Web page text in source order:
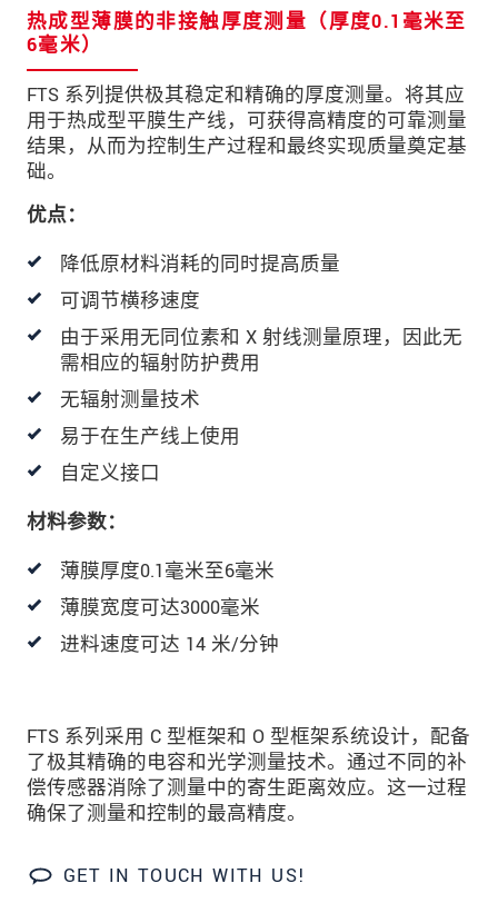
热成型薄膜的非接触厚度测量（厚度0.1毫米至
6毫米）
FTS 系列提供极其稳定和精确的厚度测量。将其应
用于热成型平膜生产线，可获得高精度的可靠测量
结果，从而为控制生产过程和最终实现质量奠定基
础。
优点：
降低原材料消耗的同时提高质量
可调节横移速度
由于采用无同位素和 X 射线测量原理，因此无
需相应的辐射防护费用
无辐射测量技术
易于在生产线上使用
自定义接口
材料参数：
薄膜厚度0.1毫米至6毫米
薄膜宽度可达3000毫米
进料速度可达 14 米/分钟
FTS 系列采用 C 型框架和 O 型框架系统设计，配备
了极其精确的电容和光学测量技术。通过不同的补
偿传感器消除了测量中的寄生距离效应。这一过程
确保了测量和控制的最高精度。
GET IN TOUCH WITH US!
国家
电话
电子邮件*
我们将对您的数据保密。请阅读我们的数据隐私
声明。
发送信息